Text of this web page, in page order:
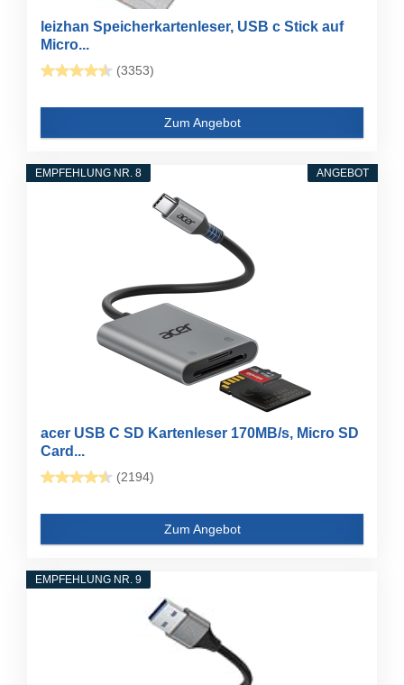
leizhan Speicherkartenleser, USB c Stick auf
Micro...
(3353)
Zum Angebot
ANGEBOT
EMPFEHLUNG NR. 8
acer USB C SD Kartenleser 170MB/s, Micro SD
Card...
(2194)
Zum Angebot
EMPFEHLUNG NR. 9